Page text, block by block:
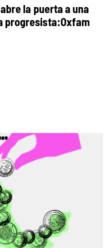
la puerta a una
progresista:Oxfam